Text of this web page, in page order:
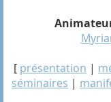
[ présentation |
séminaires |